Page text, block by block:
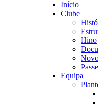
Início
Clube
Hino
Equipa